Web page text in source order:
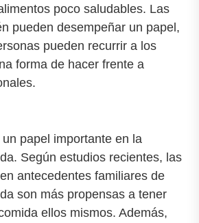
poco saludables. Las
pueden desempeñar un papel,
pueden recurrir a los
forma de hacer frente a
papel importante en la
Según estudios recientes, las
antecedentes familiares de
son más propensas a tener
ellos mismos. Además,